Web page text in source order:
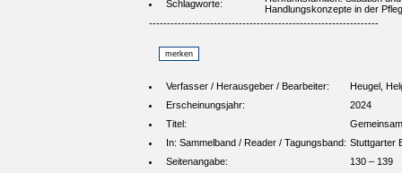
Schlagworte:
Handlungskonzepte in der
----------------------------------------------------------------
Verfasser / Herausgeber / Bearbeiter:
Heugel,
Erscheinungsjahr:
2024
Titel:
In: Sammelband / Reader / Tagungsband: Stuttgarter
Seitenangabe:
130 – 139